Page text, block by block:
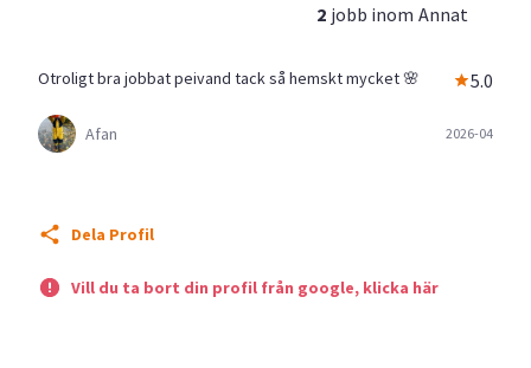
2 jobb inom Annat
Otroligt bra jobbat peivand tack så hemskt mycket 🌸 5.0
Afan 2026-04
Dela Profil
Vill du ta bort din profil från google, klicka här